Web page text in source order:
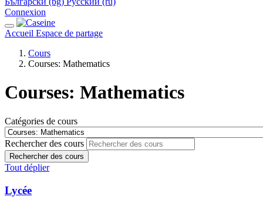
Connexion
Accueil Espace de partage
Cours
Courses: Mathematics
Courses: Mathematics
Catégories de cours
Rechercher des cours
Rechercher des cours
Tout déplier
Lycée